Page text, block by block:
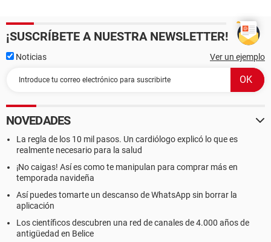
¡SUSCRÍBETE A NUESTRA NEWSLETTER!
Noticias Ver un ejemplo
NOVEDADES
La regla de los 10 mil pasos. Un cardiólogo explicó lo que es
realmente necesario para la salud
¡No caigas! Así es como te manipulan para comprar más en
temporada navideña
Así puedes tomarte un descanso de WhatsApp sin borrar la
aplicación
Los científicos descubren una red de canales de 4.000 años de
antigüedad en Belice